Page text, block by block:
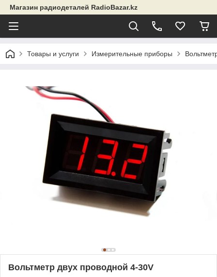
Магазин радиодеталей RadioBazar.kz
Товары и услуги Измерительные приборы
Вольтметр двух проводной 4-30V